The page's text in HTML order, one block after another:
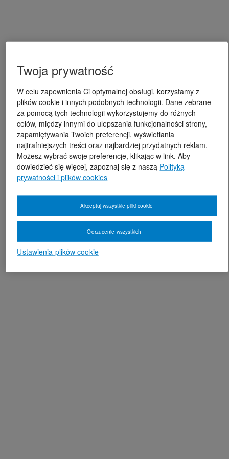
Twoja prywatność
W celu zapewnienia Ci optymalnej obsługi, korzystamy z
plików cookie i innych podobnych technologii. Dane zebrane
za pomocą tych technologii wykorzystujemy do różnych
celów, między innymi do ulepszania funkcjonalności strony,
zapamiętywania Twoich preferencji, wyświetlania
najtrafniejszych treści oraz najbardziej przydatnych reklam.
Możesz wybrać swoje preferencje, klikając w link. Aby
dowiedzieć się więcej, zapoznaj się z naszą Polityką
prywatności i plików cookies
Ustawienia plików cookie
Odrzucenie wszystkich
Akceptuj wszystkie pliki cookie